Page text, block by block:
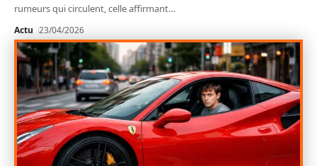
rumeurs qui circulent, celle affirmant…
Actu 23/04/2026